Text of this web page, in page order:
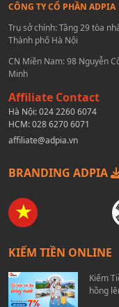
CÔNG TY CỔ PHẦN ADPIA
Trụ sở chính: Tầng 29 tòa
Thành phố Hà Nội
CN Miền Nam: 98 Nguyễn
Minh
Affiliate Contact
Hà Nội:024 2260 6074
HCM:028 6270 6071
affiliate@adpia.vn
BRANDING ADPIA
KIẾM TIỀN ONLINE
Kiếm
hồng